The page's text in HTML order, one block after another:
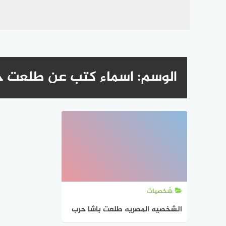
الوسم:اسماء كتب عن طلعت
شخصيات
الشخصيه المصريه طلعت باشا حرب